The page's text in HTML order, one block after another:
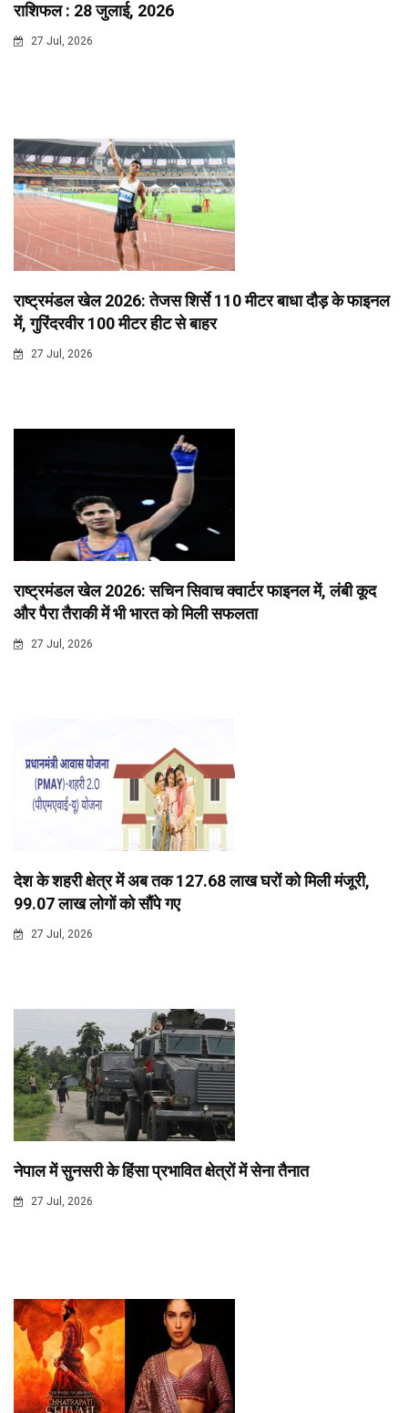
राशिफल : 28 जुलाई, 2026
27 Jul, 2026
राष्ट्रमंडल खेल 2026: तेजस शिर्से 110 मीटर बाधा दौड़ के फाइनल
में, गुरिंदरवीर 100 मीटर हीट से बाहर
27 Jul, 2026
राष्ट्रमंडल खेल 2026: सचिन सिवाच क्वार्टर फाइनल में, लंबी कूद
और पैरा तैराकी में भी भारत को मिली सफलता
27 Jul, 2026
देश के शहरी क्षेत्र में अब तक 127.68 लाख घरों को मिली मंजूरी,
99.07 लाख लोगों को सौंपे गए
27 Jul, 2026
नेपाल में सुनसरी के हिंसा प्रभावित क्षेत्रों में सेना तैनात
27 Jul, 2026